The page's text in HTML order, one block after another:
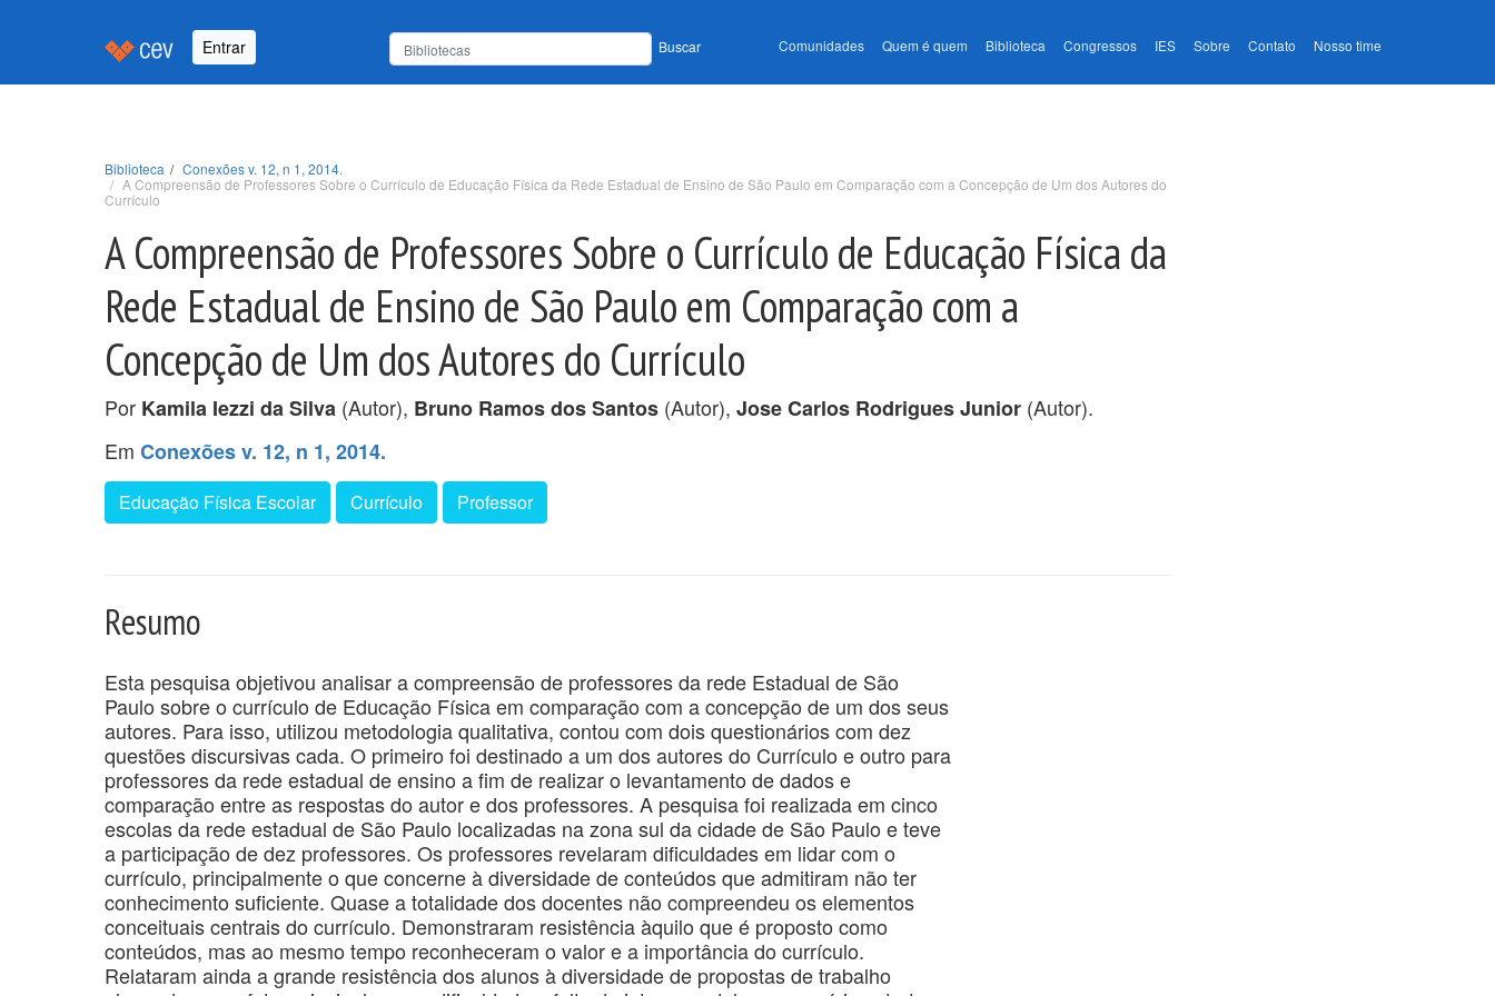
Entrar Buscar Comunidades Quem é quem Biblioteca Congressos IES Sobre Contato Nosso time
Biblioteca
Conexões v. 12, n 1, 2014.
A Compreensão de Professores Sobre o Currículo de Educação Física da Rede Estadual de Ensino de São Paulo em Comparação com a Concepção de Um dos Autores do
Currículo
A Compreensão de Professores Sobre o Currículo de Educação Física da
Rede Estadual de Ensino de São Paulo em Comparação com a
Concepção de Um dos Autores do Currículo
Por Kamila Iezzi da Silva (Autor), Bruno Ramos dos Santos (Autor), Jose Carlos Rodrigues Junior (Autor).
Em Conexões v. 12, n 1, 2014.
Educação Física Escolar Currículo Professor
Resumo
Esta pesquisa objetivou analisar a compreensão de professores da rede Estadual de São
Paulo sobre o currículo de Educação Física em comparação com a concepção de um dos seus
autores. Para isso, utilizou metodologia qualitativa, contou com dois questionários com dez
questões discursivas cada. O primeiro foi destinado a um dos autores do Currículo e outro para
professores da rede estadual de ensino a fim de realizar o levantamento de dados e
comparação entre as respostas do autor e dos professores. A pesquisa foi realizada em cinco
escolas da rede estadual de São Paulo localizadas na zona sul da cidade de São Paulo e teve
a participação de dez professores. Os professores revelaram dificuldades em lidar com o
currículo, principalmente o que concerne à diversidade de conteúdos que admitiram não ter
conhecimento suficiente. Quase a totalidade dos docentes não compreendeu os elementos
conceituais centrais do currículo. Demonstraram resistência àquilo que é proposto como
conteúdos, mas ao mesmo tempo reconheceram o valor e a importância do currículo.
Relataram ainda a grande resistência dos alunos à diversidade de propostas de trabalho